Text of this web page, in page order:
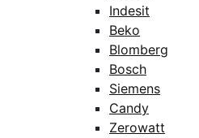
Indesit
Beko
Blomberg
Bosch
Siemens
Candy
Zerowatt